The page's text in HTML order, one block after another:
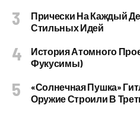
Прически На Каждый
Стильных Идей
История Атомного
Фукусимы)
«Солнечная Пушка»
Оружие Строили В